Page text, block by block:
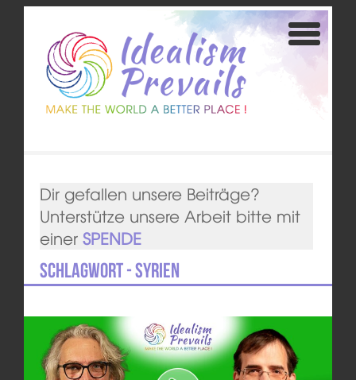
Dir gefallen unsere Beiträge?
Unterstütze unsere Arbeit bitte mit
einer SPENDE
Schlagwort - Syrien